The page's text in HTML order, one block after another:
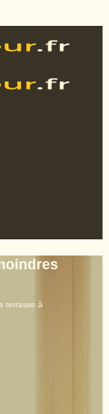
terrasse à